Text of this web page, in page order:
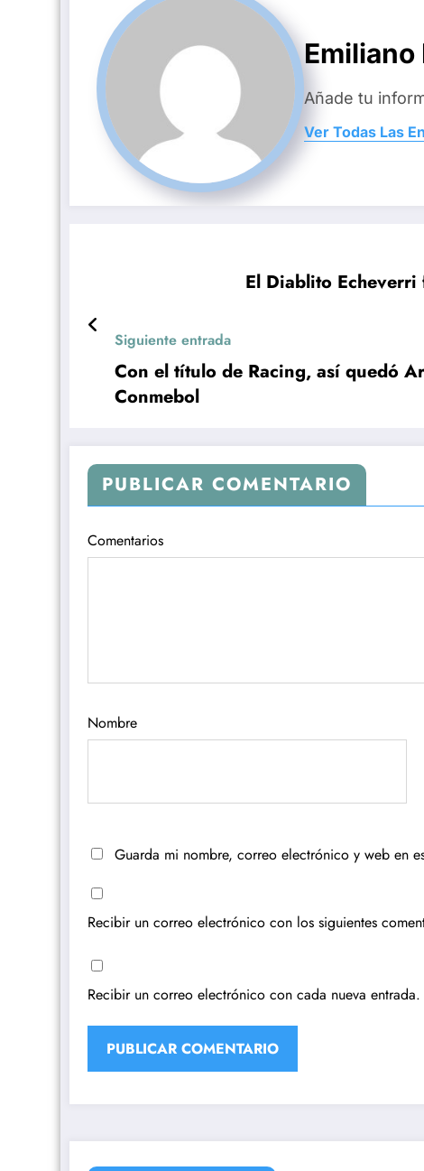
Emiliano
Añade tu
Ver Todas Las
El Diablito
Siguiente entrada
Con el título de Racing, así quedó
Conmebol
PUBLICAR COMENTARIO
Comentarios
Nombre
Guarda mi nombre, correo electrónico y web en
Recibir un correo electrónico con los siguientes
Recibir un correo electrónico con cada nueva entrada.